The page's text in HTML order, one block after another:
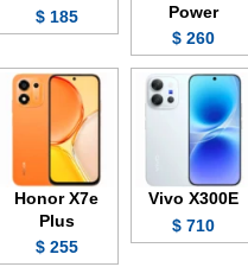
Power
260 $
185 $
Vivo X300E
710 $
Honor X7e
Plus
255 $